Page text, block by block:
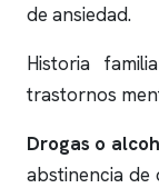
de ansiedad.
Historia
trastornos
Drogas o
abstinencia